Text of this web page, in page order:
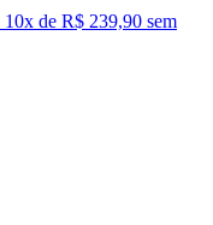
10x de R$ 239,90 sem